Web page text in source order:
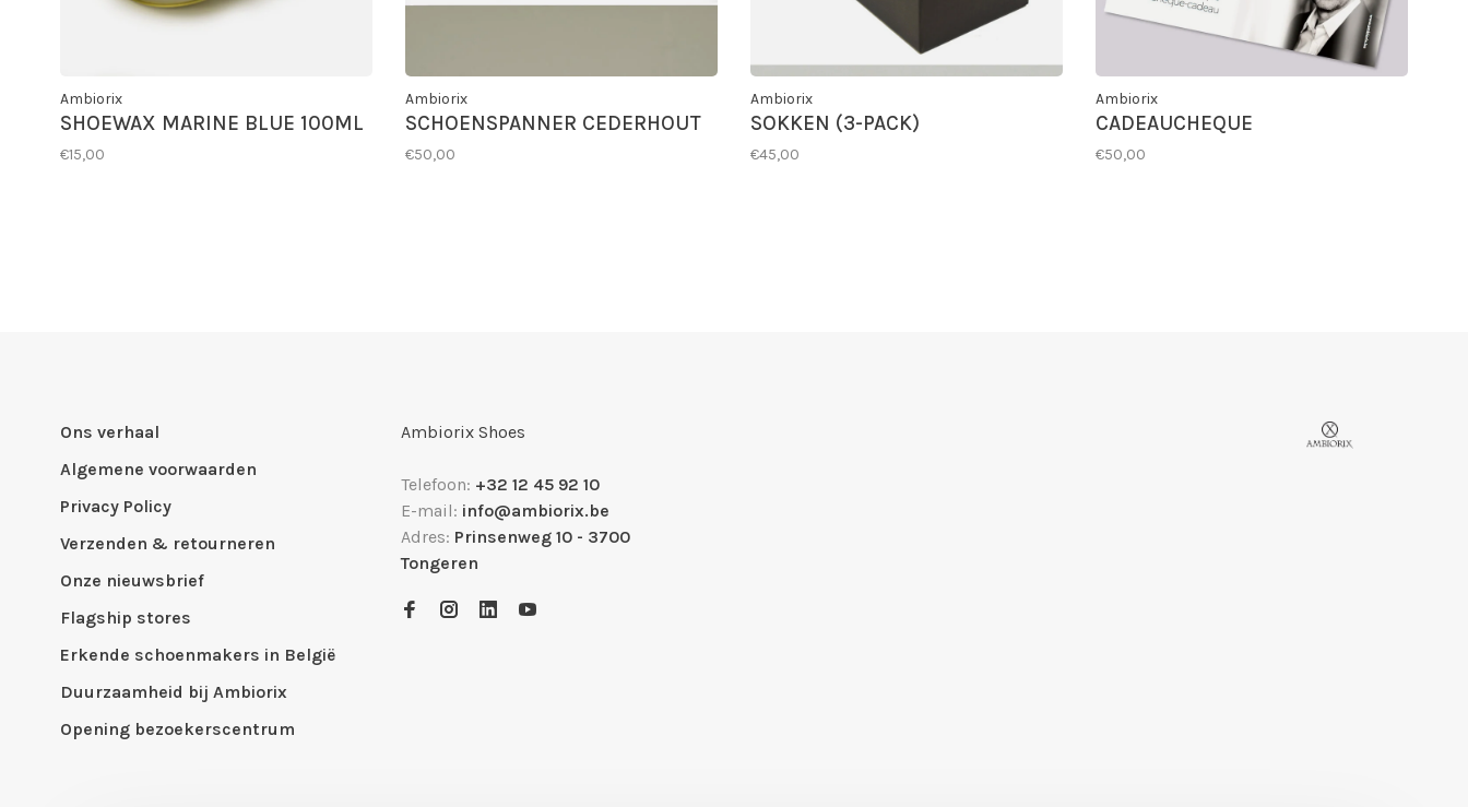
Ambiorix
SHOEWAX MARINE BLUE 100ML
€15,00
Ambiorix
SCHOENSPANNER CEDERHOUT
€50,00
Ambiorix
SOKKEN (3-PACK)
€45,00
Ambiorix
CADEAUCHEQUE
€50,00
Ons verhaal
Algemene voorwaarden
Privacy Policy
Verzenden & retourneren
Onze nieuwsbrief
Flagship stores
Erkende schoenmakers in België
Duurzaamheid bij Ambiorix
Opening bezoekerscentrum
Ambiorix Shoes
Telefoon: +32 12 45 92 10
E-mail: info@ambiorix.be
Adres: Prinsenweg 10 - 3700
Tongeren